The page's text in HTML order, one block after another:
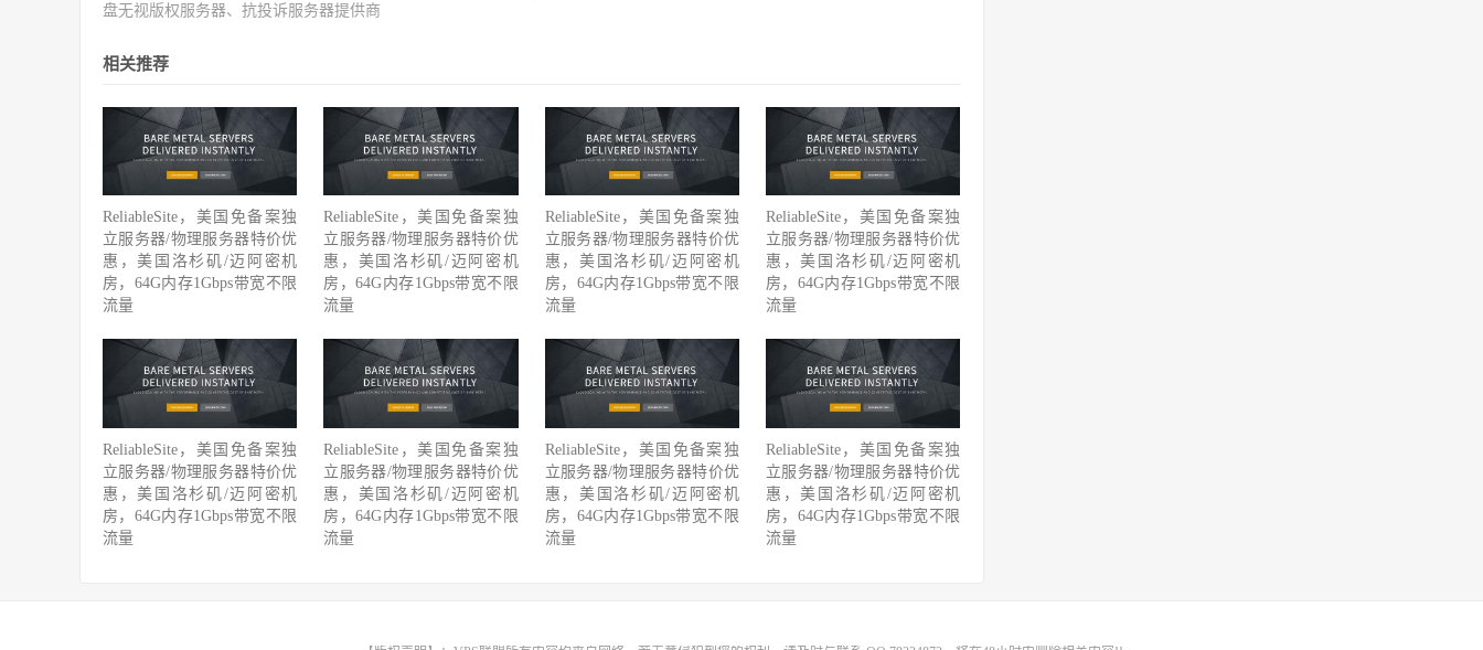
盘无视版权服务器、抗投诉服务器提供商
相关推荐
ReliableSite，美国免备案独
立服务器/物理服务器特价优
惠，美国洛杉矶/迈阿密机
房，64G内存1Gbps带宽不限
流量
ReliableSite，美国免备案独
立服务器/物理服务器特价优
惠，美国洛杉矶/迈阿密机
房，64G内存1Gbps带宽不限
流量
ReliableSite，美国免备案独
立服务器/物理服务器特价优
惠，美国洛杉矶/迈阿密机
房，64G内存1Gbps带宽不限
流量
ReliableSite，美国免备案独
立服务器/物理服务器特价优
惠，美国洛杉矶/迈阿密机
房，64G内存1Gbps带宽不限
流量
ReliableSite，美国免备案独
立服务器/物理服务器特价优
惠，美国洛杉矶/迈阿密机
房，64G内存1Gbps带宽不限
流量
ReliableSite，美国免备案独
立服务器/物理服务器特价优
惠，美国洛杉矶/迈阿密机
房，64G内存1Gbps带宽不限
流量
ReliableSite，美国免备案独
立服务器/物理服务器特价优
惠，美国洛杉矶/迈阿密机
房，64G内存1Gbps带宽不限
流量
ReliableSite，美国免备案独
立服务器/物理服务器特价优
惠，美国洛杉矶/迈阿密机
房，64G内存1Gbps带宽不限
流量